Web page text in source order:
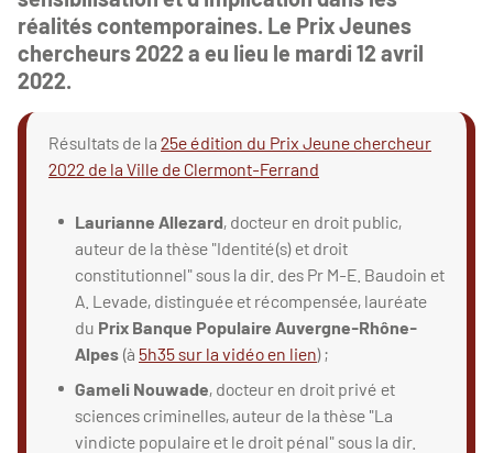
réalités contemporaines. Le Prix Jeunes
chercheurs 2022 a eu lieu le mardi 12 avril
2022.
Résultats de la 25e édition du Prix Jeune chercheur
2022 de la Ville de Clermont-Ferrand
Laurianne Allezard, docteur en droit public,
auteur de la thèse "Identité(s) et droit
constitutionnel" sous la dir. des Pr M-E. Baudoin et
A. Levade, distinguée et récompensée, lauréate
du Prix Banque Populaire Auvergne-Rhône-
Alpes (à 5h35 sur la vidéo en lien) ;
Gameli Nouwade, docteur en droit privé et
sciences criminelles, auteur de la thèse "La
vindicte populaire et le droit pénal" sous la dir.